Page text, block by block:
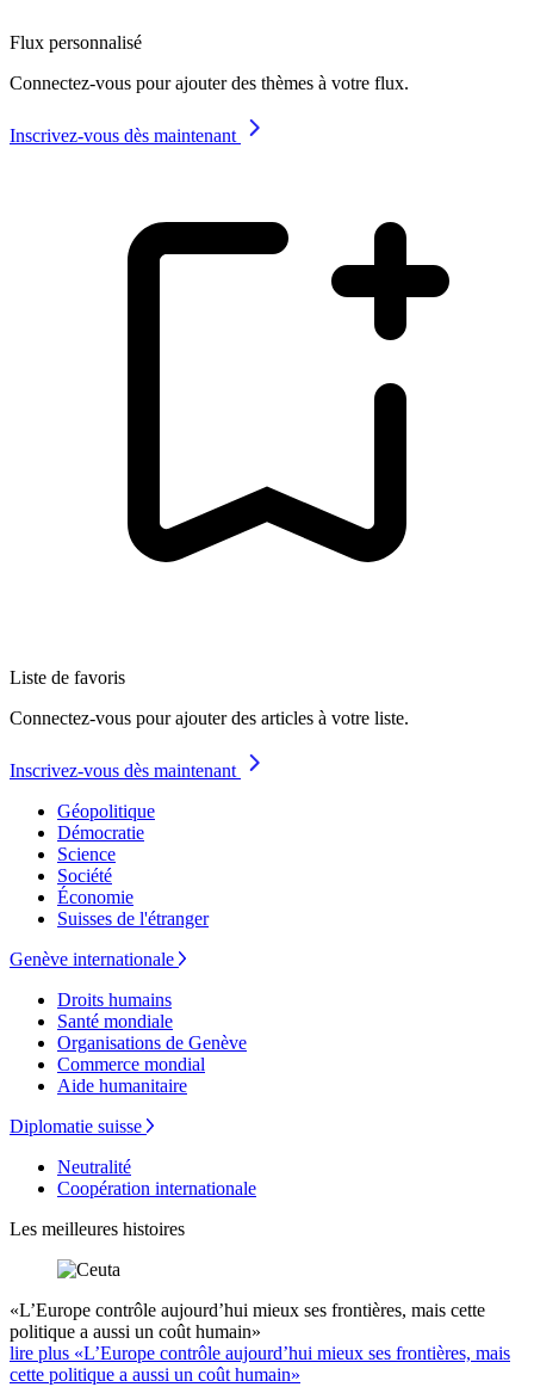
Flux personnalisé
Connectez-vous pour ajouter des thèmes à votre flux.
Inscrivez-vous dès maintenant
Liste de favoris
Connectez-vous pour ajouter des articles à votre liste.
Inscrivez-vous dès maintenant
Géopolitique
Démocratie
Science
Société
Économie
Suisses de l'étranger
Genève internationale
Droits humains
Santé mondiale
Organisations de Genève
Commerce mondial
Aide humanitaire
Diplomatie suisse
Neutralité
Coopération internationale
Les meilleures histoires
«L’Europe contrôle aujourd’hui mieux ses frontières, mais cette
politique a aussi un coût humain»
lire plus «L’Europe contrôle aujourd’hui mieux ses frontières, mais
cette politique a aussi un coût humain»